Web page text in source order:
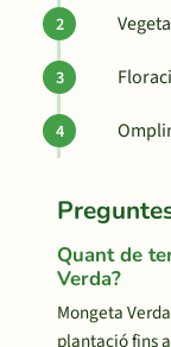
Quant de
Verda?
Mongeta
plantació fins